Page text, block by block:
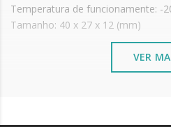
Temperatura de funcionamente: -
Tamanho: 40 x 27 x 12 (mm)
VER